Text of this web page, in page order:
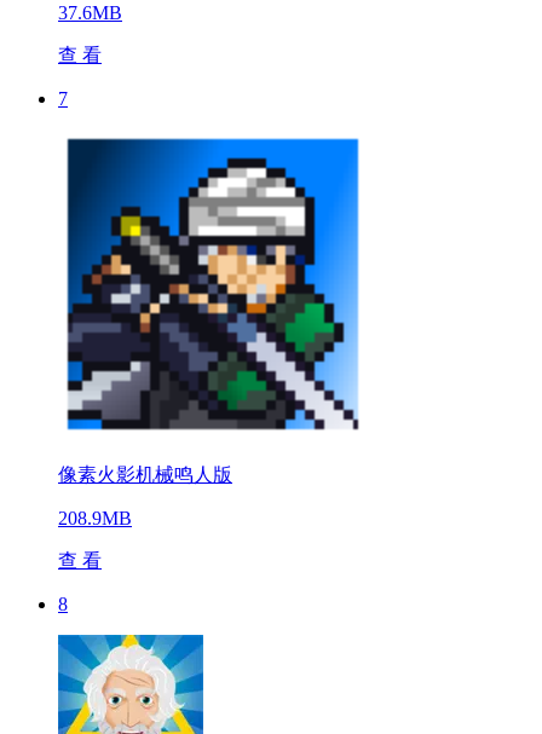
37.6MB
查 看
7
像素火影机械鸣人版
208.9MB
查 看
8